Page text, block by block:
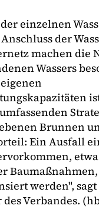
einzelnen
der
machen die
Wassers
Brunnen
Ein Ausfall
werden",
Verbandes.